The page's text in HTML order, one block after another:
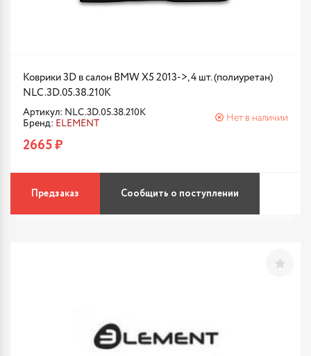
Коврики 3D в салон BMW X5 2013->, 4 шт. (полиуретан)
NLC.3D.05.38.210K
Артикул: NLC.3D.05.38.210K
Бренд: ELEMENT
Нет в наличии
2665 ₽
Предзаказ Сообщить о поступлении